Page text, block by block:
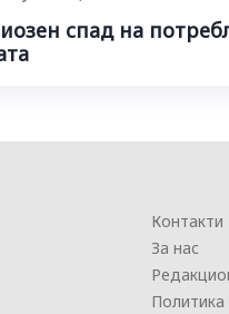
спад на
Контакти
За нас
Политика